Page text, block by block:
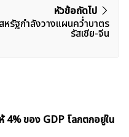
หัวข้อถัดไป
สหรัฐกำลังวางแผนคว่ำบาตร
รัสเซีย-จีน
4% ของ GDP โลกตกอยู่ใน